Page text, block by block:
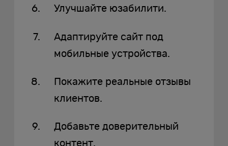
Улучшайте юзабилити.
Адаптируйте сайт под
мобильные устройства.
Покажите реальные отзывы
клиентов.
Добавьте доверительный
контент.